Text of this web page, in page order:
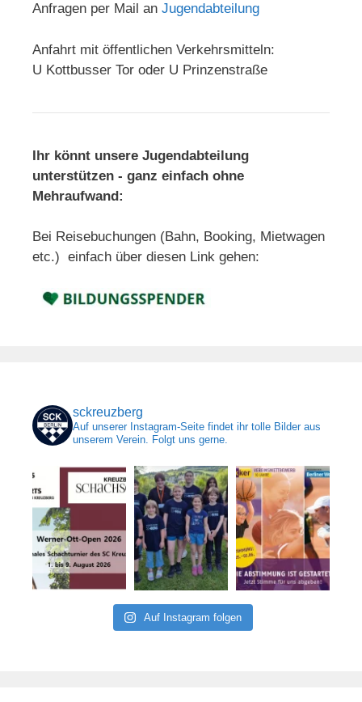
Anfragen per Mail an Jugendabteilung
Anfahrt mit öffentlichen Verkehrsmitteln:
U Kottbusser Tor oder U Prinzenstraße
Ihr könnt unsere Jugendabteilung
unterstützen - ganz einfach ohne
Mehraufwand:
Bei Reisebuchungen (Bahn, Booking, Mietwagen
etc.) einfach über diesen Link gehen:
sckreuzberg
Auf unserer Instagram-Seite findet ihr tolle Bilder aus
unserem Verein. Folgt uns gerne.
Auf Instagram folgen